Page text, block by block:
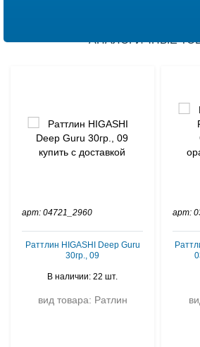
АНАЛОГИЧНЫЕ
арт: 04721_2960
Раттлин HIGASHI Deep Guru
30гр., 09
В наличии: 22 шт.
вид товара: Ратлин
арт: